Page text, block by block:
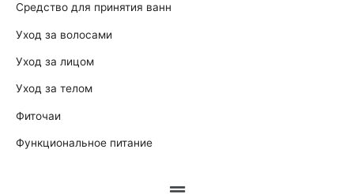
Средство для принятия ванн
Уход за волосами
Уход за лицом
Уход за телом
Фиточаи
Функциональное питание